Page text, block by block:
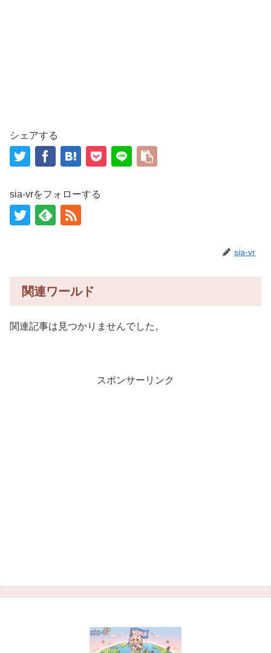
シェアする
sia-vrをフォローする
sia-vr
関連ワールド
関連記事は見つかりませんでした。
スポンサーリンク